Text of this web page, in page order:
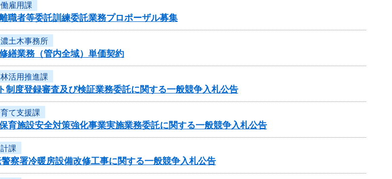
雇用課
職者等委託訓練委託業務プロポーザル募集
土木事務所
繕業務（管内全域）単価契約
活用推進課
制度登録審査及び検証業務委託に関する一般競争入札公告
て支援課
育施設安全対策強化事業実施業務委託に関する一般競争入札公告
課
警察署冷暖房設備改修工事に関する一般競争入札公告